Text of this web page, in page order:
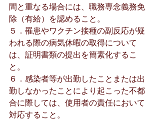
間と重なる場合には、職務専念義務免
除（有給）を認めること。
５．罹患やワクチン接種の副反応が疑
われる際の病気休暇の取得について
は、証明書類の提出を簡素化するこ
と。
６．感染者等が出勤したことまたは出
勤しなかったことにより起こった不都
合に際しては、使用者の責任において
対応すること。